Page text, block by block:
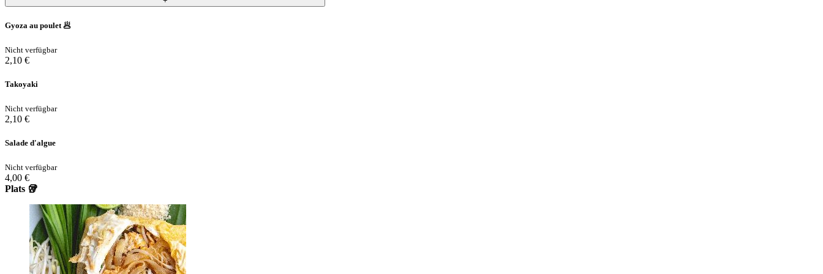
Gyoza au poulet 🥟
Nicht verfügbar
2,10 €
Takoyaki
Nicht verfügbar
2,10 €
Salade d'algue
Nicht verfügbar
4,00 €
Plats 🥡